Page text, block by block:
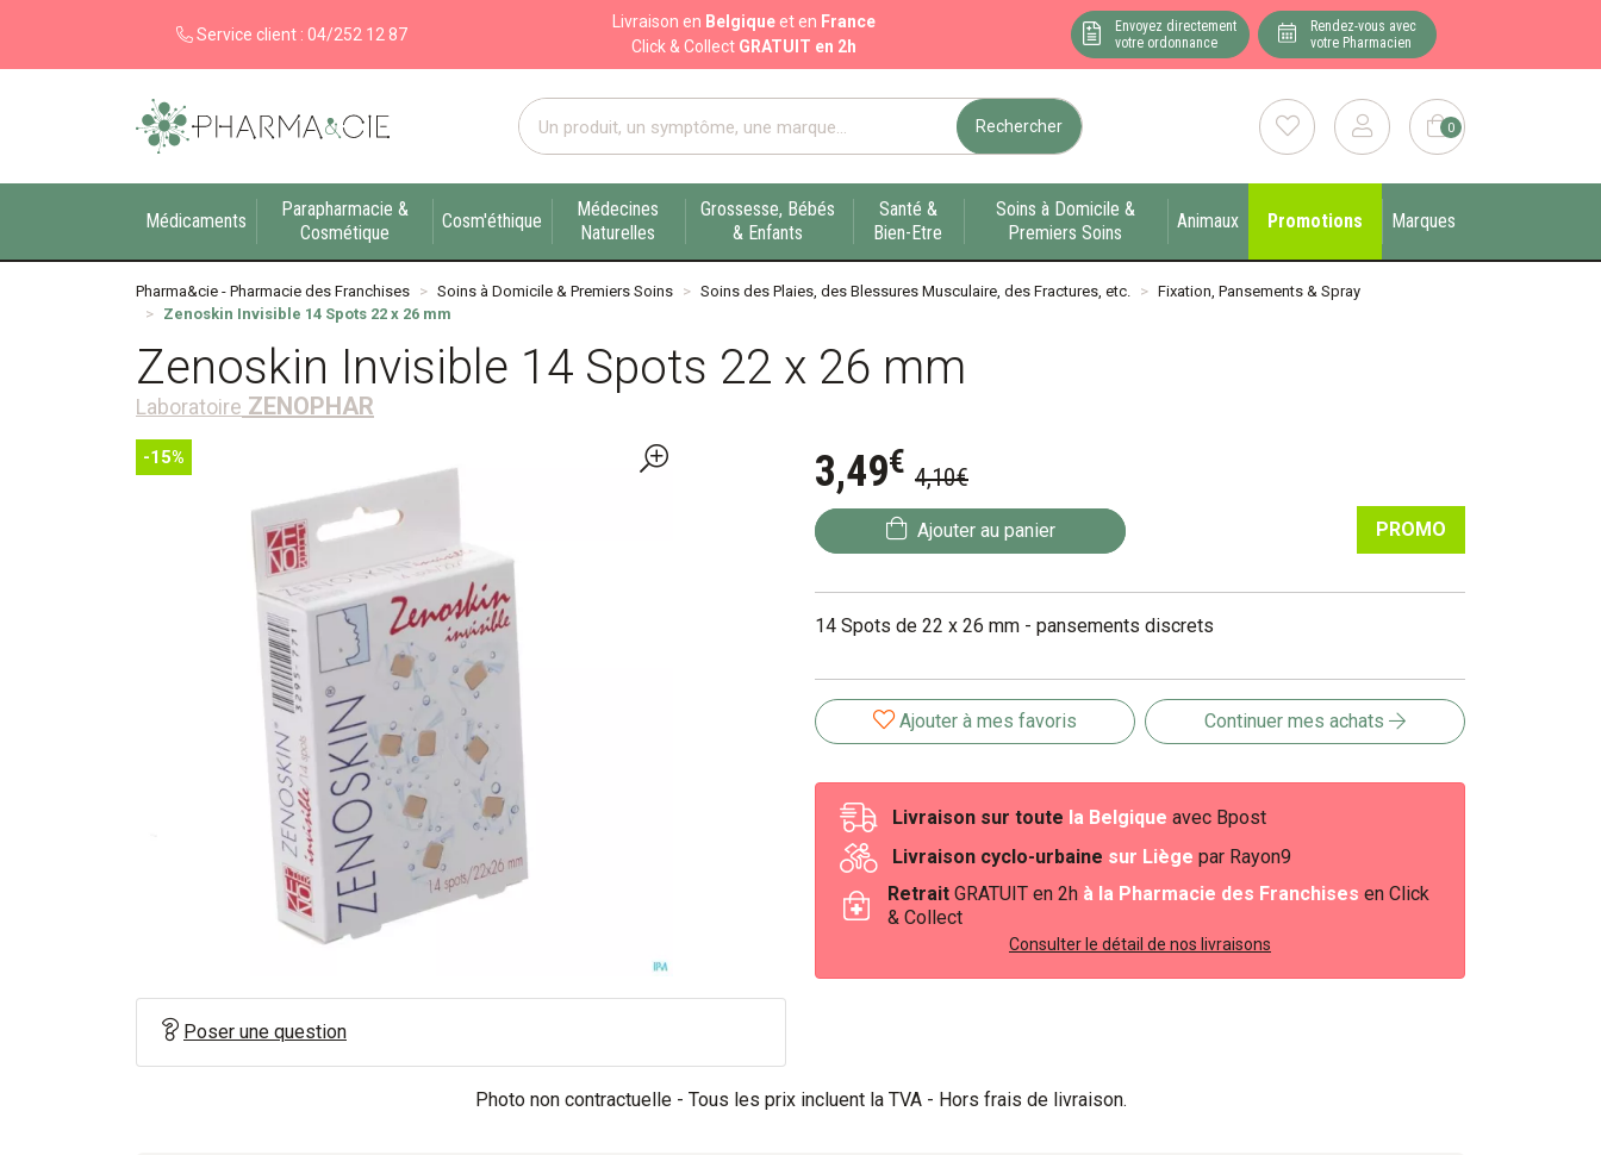
Service client : 04/252 12 87
Livraison en Belgique et en France
Click & Collect GRATUIT en 2h
Envoyez directement
votre ordonnance
Rendez-vous avec
votre Pharmacien
Pharma&cie - Pharmacie des Franchises Votre export pharmacie en ligne à votre service sur Liège 0
Rechercher
Médicaments
Parapharmacie &
Cosmétique
Cosm'éthique
Médecines
Naturelles
Grossesse, Bébés
& Enfants
Santé &
Bien-Etre
Soins à Domicile &
Premiers Soins
Animaux Promotions Marques
Pharma&cie - Pharmacie des Franchises Soins à Domicile & Premiers Soins Soins des Plaies, des Blessures Musculaire, des Fractures, etc.
Fixation, Pansements & Spray
Zenoskin Invisible 14 Spots 22 x 26 mm
Zenoskin Invisible 14 Spots 22 x 26 mm
Laboratoire ZENOPHAR
-15% 3,49€ 4,10€
Ajouter au panier PROMO
14 Spots de 22 x 26 mm - pansements discrets
Ajouter à mes favoris Continuer mes achats
Livraison sur toute la Belgique avec Bpost
Livraison cyclo-urbaine sur Liège par Rayon9
RetraitGRATUIT en 2h à la Pharmacie des Franchises en Click
& Collect
Consulter le détail de nos livraisons
Poser une question
Photo non contractuelle - Tous les prix incluent la TVA - Hors frais de livraison.